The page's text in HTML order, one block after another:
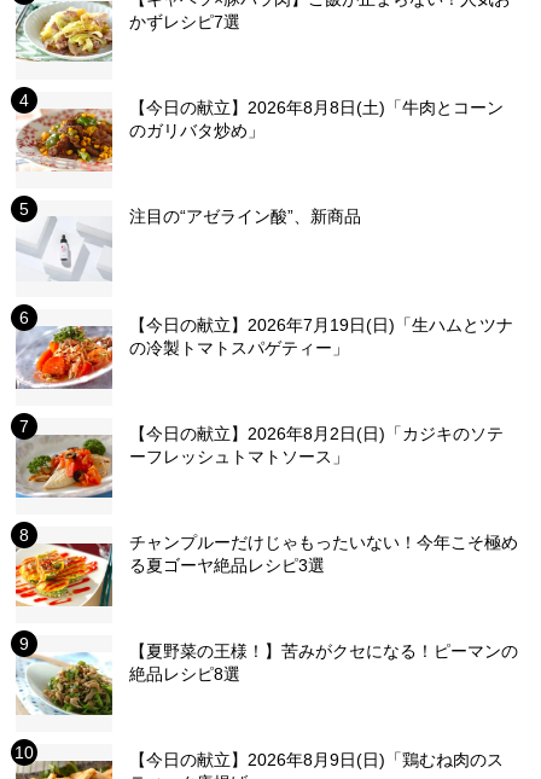
かずレシピ7選
【今日の献立】2026年8月8日(土)「牛肉とコーン
のガリバタ炒め」
注目の“アゼライン酸”、新商品
【今日の献立】2026年7月19日(日)「生ハムとツナ
の冷製トマトスパゲティー」
【今日の献立】2026年8月2日(日)「カジキのソテ
ーフレッシュトマトソース」
チャンプルーだけじゃもったいない！今年こそ極め
る夏ゴーヤ絶品レシピ3選
【夏野菜の王様！】苦みがクセになる！ピーマンの
絶品レシピ8選
【今日の献立】2026年8月9日(日)「鶏むね肉のス